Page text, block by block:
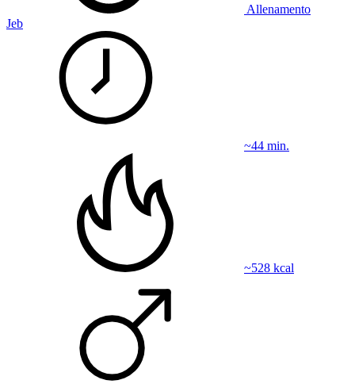
Allenamento
Jeb
~44 min.
~528 kcal